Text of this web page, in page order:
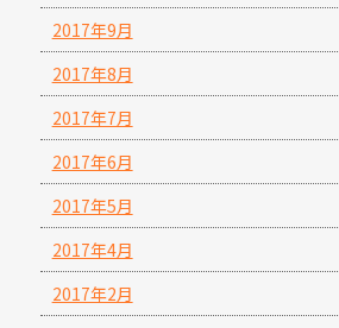
2017年9月
2017年8月
2017年7月
2017年6月
2017年5月
2017年4月
2017年2月